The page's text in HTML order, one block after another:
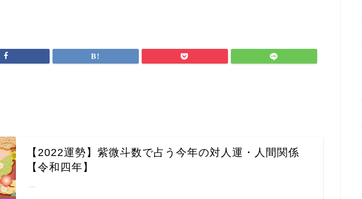
【2022運勢】紫微斗数で占う今年の対人運・人間関係
【令和四年】